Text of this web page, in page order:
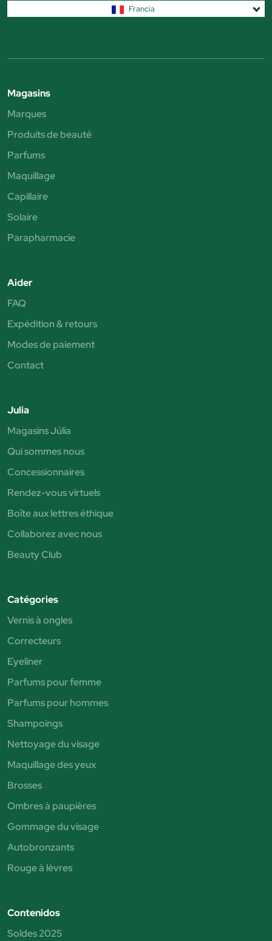
Francia
Magasins
Marques
Produits de beauté
Parfums
Maquillage
Capillaire
Solaire
Parapharmacie
Aider
FAQ
Expédition & retours
Modes de paiement
Contact
Julia
Magasins Júlia
Qui sommes nous
Concessionnaires
Rendez-vous virtuels
Boîte aux lettres éthique
Collaborez avec nous
Beauty Club
Catégories
Vernis à ongles
Correcteurs
Eyeliner
Parfums pour femme
Parfums pour hommes
Shampoings
Nettoyage du visage
Maquillage des yeux
Brosses
Ombres à paupières
Gommage du visage
Autobronzants
Rouge à lèvres
Contenidos
Soldes 2025